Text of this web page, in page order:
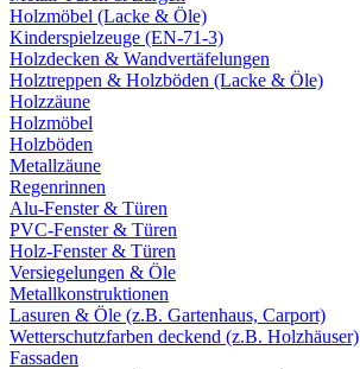
Holzmöbel (Lacke & Öle)
Kinderspielzeuge (EN-71-3)
Holzdecken & Wandvertäfelungen
Holztreppen & Holzböden (Lacke & Öle)
Holzzäune
Holzmöbel
Holzböden
Metallzäune
Regenrinnen
Alu-Fenster & Türen
PVC-Fenster & Türen
Holz-Fenster & Türen
Versiegelungen & Öle
Metallkonstruktionen
Lasuren & Öle (z.B. Gartenhaus, Carport)
Wetterschutzfarben deckend (z.B. Holzhäuser)
Fassaden